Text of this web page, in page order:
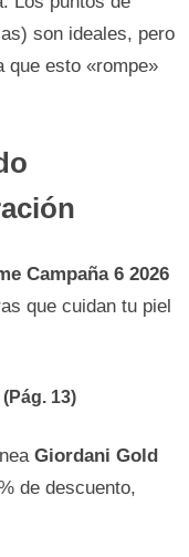
son ideales, pero
esto «rompe»
Campaña 6 2026
que cuidan tu piel
13)
Giordani Gold
de descuento,